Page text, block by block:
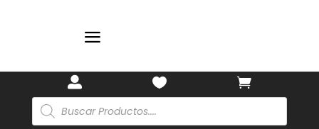
a
 

Búsqueda
de
productos